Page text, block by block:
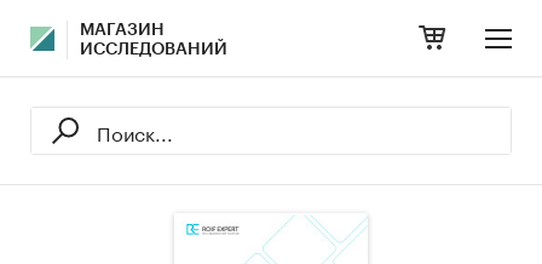
МАГАЗИН
ИССЛЕДОВАНИЙ